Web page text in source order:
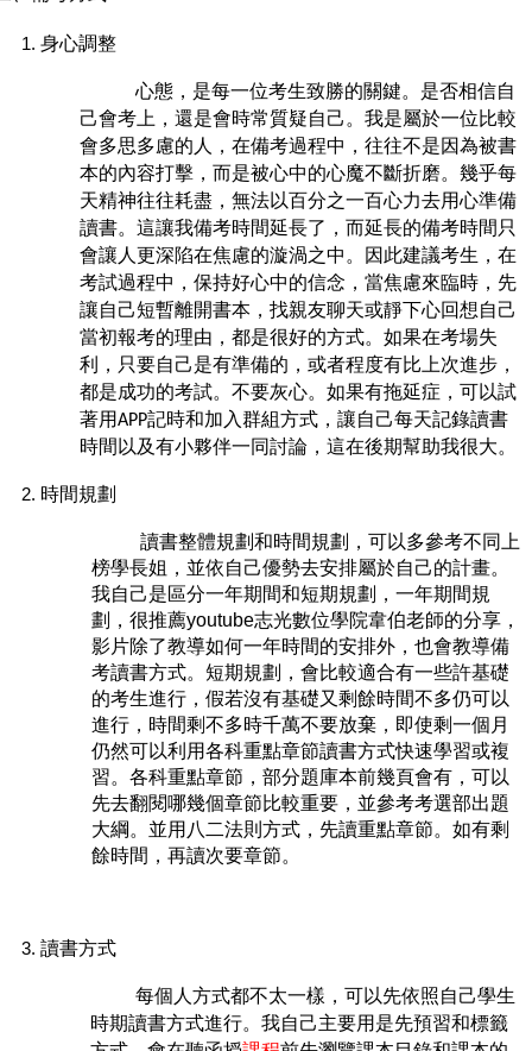
身心調整
心態，是每一位考生致勝的關鍵。是否相信自
己會考上，還是會時常質疑自己。我是屬於一位比較
會多思多慮的人，在備考過程中，往往不是因為被書
本的內容打擊，而是被心中的心魔不斷折磨。幾乎每
天精神往往耗盡，無法以百分之一百心力去用心準備
讀書。這讓我備考時間延長了，而延長的備考時間只
會讓人更深陷在焦慮的漩渦之中。因此建議考生，在
考試過程中，保持好心中的信念，當焦慮來臨時，先
讓自己短暫離開書本，找親友聊天或靜下心回想自己
當初報考的理由，都是很好的方式。如果在考場失
利，只要自己是有準備的，或者程度有比上次進步，
都是成功的考試。不要灰心。如果有拖延症，可以試
著用APP記時和加入群組方式，讓自己每天記錄讀書
時間以及有小夥伴一同討論，這在後期幫助我很大。
時間規劃
讀書整體規劃和時間規劃，可以多參考不同上
榜學長姐，並依自己優勢去安排屬於自己的計畫。
我自己是區分一年期間和短期規劃，一年期間規
劃，很推薦youtube志光數位學院韋伯老師的分享，
影片除了教導如何一年時間的安排外，也會教導備
考讀書方式。短期規劃，會比較適合有一些許基礎
的考生進行，假若沒有基礎又剩餘時間不多仍可以
進行，時間剩不多時千萬不要放棄，即使剩一個月
仍然可以利用各科重點章節讀書方式快速學習或複
習。各科重點章節，部分題庫本前幾頁會有，可以
先去翻閱哪幾個章節比較重要，並參考考選部出題
大綱。並用八二法則方式，先讀重點章節。如有剩
餘時間，再讀次要章節。
讀書方式
每個人方式都不太一樣，可以先依照自己學生
時期讀書方式進行。我自己主要用是先預習和標籤